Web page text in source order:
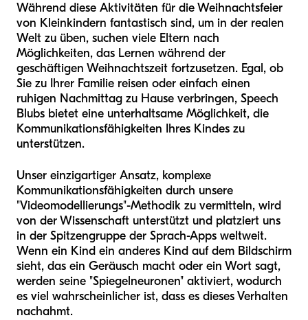
Während diese Aktivitäten für die Weihnachtsfeier
von Kleinkindern fantastisch sind, um in der realen
Welt zu üben, suchen viele Eltern nach
Möglichkeiten, das Lernen während der
geschäftigen Weihnachtszeit fortzusetzen. Egal, ob
Sie zu Ihrer Familie reisen oder einfach einen
ruhigen Nachmittag zu Hause verbringen, Speech
Blubs bietet eine unterhaltsame Möglichkeit, die
Kommunikationsfähigkeiten Ihres Kindes zu
unterstützen.
Unser einzigartiger Ansatz, komplexe
Kommunikationsfähigkeiten durch unsere
"Videomodellierungs"-Methodik zu vermitteln, wird
von der Wissenschaft unterstützt und platziert uns
in der Spitzengruppe der Sprach-Apps weltweit.
Wenn ein Kind ein anderes Kind auf dem Bildschirm
sieht, das ein Geräusch macht oder ein Wort sagt,
werden seine "Spiegelneuronen" aktiviert, wodurch
es viel wahrscheinlicher ist, dass es dieses Verhalten
nachahmt.